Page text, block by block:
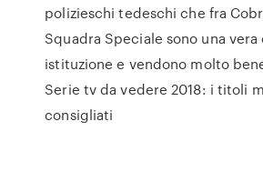
polizieschi tedeschi che fra
Squadra Speciale sono una
istituzione e vendono molto
Serie tv da vedere 2018: i titoli
consigliati